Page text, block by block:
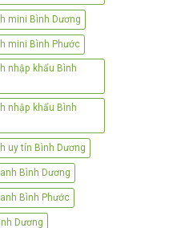
mini Bình Dương
mini Bình Phước
nhập khẩu Bình
nhập khẩu Bình
uy tín Bình Dương
Bình Dương
Bình Phước
Dương